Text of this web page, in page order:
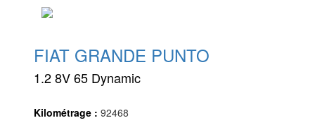
FIAT GRANDE PUNTO
1.2 8V 65 Dynamic
Kilométrage : 92468